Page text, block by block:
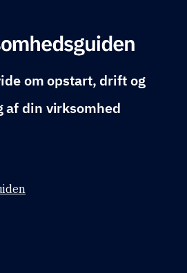
om opstart, drift og
af din virksomhed